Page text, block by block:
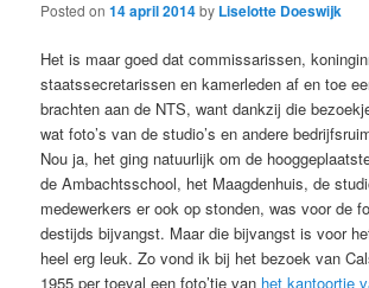
Posted on14 april 2014by Liselotte Doeswijk
Het is maar goed dat commissarissen,
staatssecretarissen en kamerleden af en toe
brachten aan de NTS, want dankzij die
wat foto’s van de studio’s en andere
Nou ja, het ging natuurlijk om de
de Ambachtsschool, het Maagdenhuis, de
medewerkers er ook op stonden, was voor de
destijds bijvangst. Maar die bijvangst is voor
heel erg leuk. Zo vond ik bij het bezoek van
1955 per toeval een foto’tje van het kantoortje